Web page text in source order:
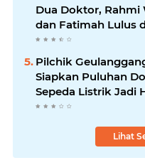
Dua Doktor, Rahmi
dan Fatimah Lulus
Predikat Pujian
Pilchik
Siapkan Puluhan
Sepeda Listrik Jadi
Utama
Lihat